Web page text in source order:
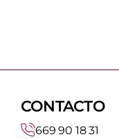
CONTACTO
669 90 18 31